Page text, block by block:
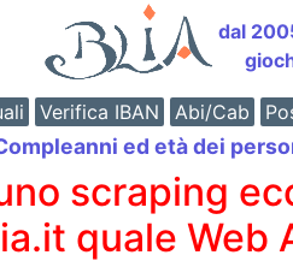
dal
Verifica IBAN Abi/Cab
ed età dei
scraping
quale Web